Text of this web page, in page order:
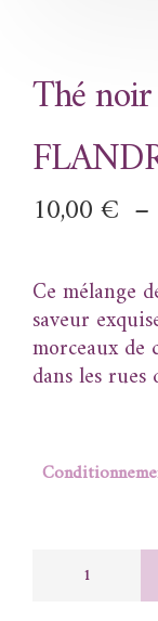
Thé
10,00€ –
Ce mélange
saveur
morceaux de
dans les rues